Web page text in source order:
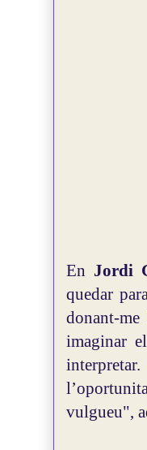
En Jordi
quedar
donant-
imaginar
vulgueu",